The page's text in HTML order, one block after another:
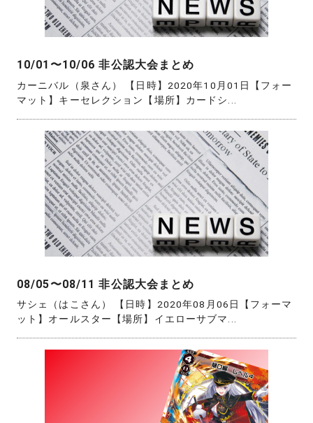
10/01〜10/06 非公認大会まとめ
カーニバル（泉さん） 【日時】2020年10月01日【フォー
マット】キーセレクション【場所】カードシ...
08/05〜08/11 非公認大会まとめ
サシェ（はこさん） 【日時】2020年08月06日【フォーマ
ット】オールスター【場所】イエローサブマ...